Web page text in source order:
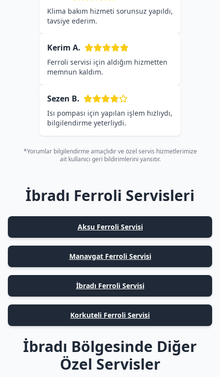
Klima bakım hizmeti sorunsuz yapıldı,
tavsiye ederim.
Kerim A.
Ferroli servisi için aldığım hizmetten
memnun kaldım.
Sezen B.
Isı pompası için yapılan işlem hızlıydı,
bilgilendirme yeterliydi.
*Yorumlar bilgilendirme amaçlıdır ve özel servis hizmetlerimize
ait kullanıcı geri bildirimlerini yansıtır.
İbradı Ferroli Servisleri
Aksu Ferroli Servisi
Manavgat Ferroli Servisi
İbradı Ferroli Servisi
Korkuteli Ferroli Servisi
İbradı Bölgesinde Diğer
Özel Servisler